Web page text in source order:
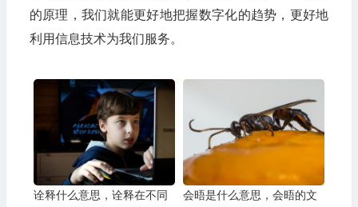
的原理，我们就能更好地把握数字化的趋势，更好地
利用信息技术为我们服务。
诠释什么意思，诠释在不同
会晤是什么意思，会晤的文